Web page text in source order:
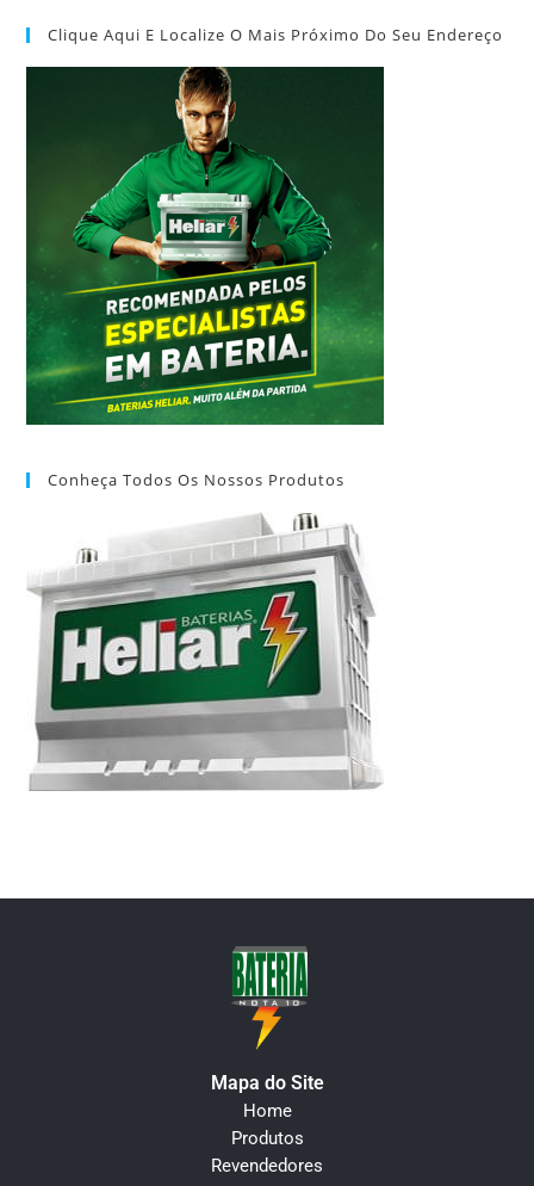
Clique Aqui E Localize O Mais Próximo Do Seu Endereço
Conheça Todos Os Nossos Produtos
Mapa do Site
Home
Produtos
Revendedores